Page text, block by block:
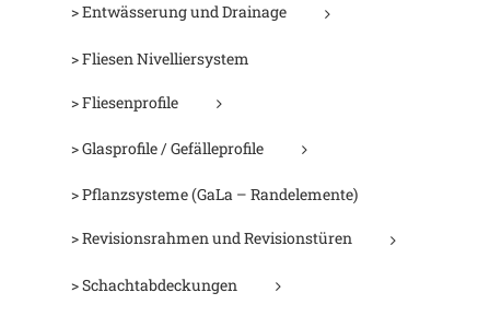
> Entwässerung und Drainage
> Fliesen Nivelliersystem
> Fliesenprofile
> Glasprofile / Gefälleprofile
> Pflanzsysteme (GaLa – Randelemente)
> Revisionsrahmen und Revisionstüren
> Schachtabdeckungen